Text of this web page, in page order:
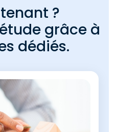
?
grâce à
dédiés.